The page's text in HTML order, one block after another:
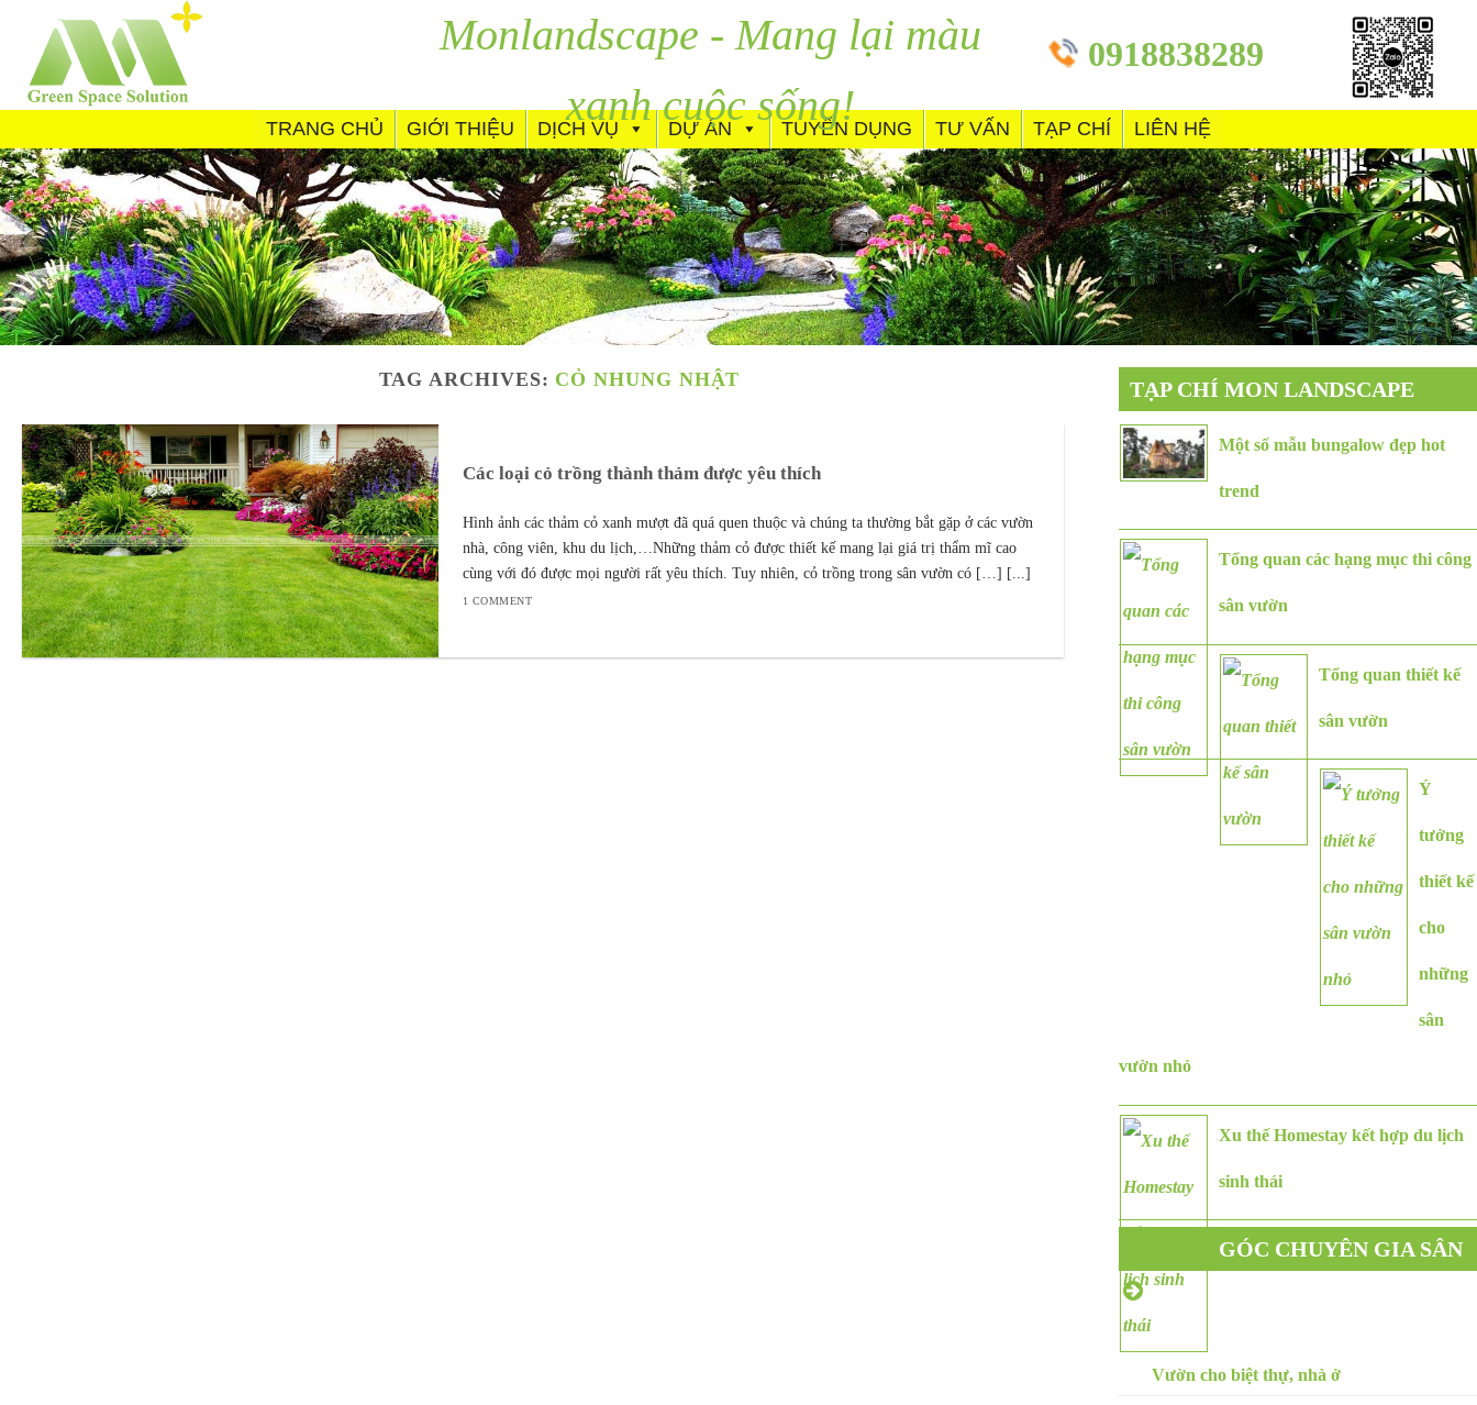
content
Monlandscape - Mang lại màu
xanh cuộc sống!
0918838289
TRANG CHỦ GIỚI THIỆU DỊCH VỤ DỰ ÁN TUYỂN DỤNG TƯ VẤN TẠP CHÍ LIÊN HỆ
TAG ARCHIVES: CỎ NHUNG NHẬT
Các loại cỏ trồng thành thảm được yêu thích
Hình ảnh các thảm cỏ xanh mượt đã quá quen thuộc và chúng ta thường bắt gặp ở các vườn
nhà, công viên, khu du lịch,…Những thảm cỏ được thiết kế mang lại giá trị thẩm mĩ cao
cùng với đó được mọi người rất yêu thích. Tuy nhiên, cỏ trồng trong sân vườn có […] [...]
1 COMMENT
TẠP CHÍ MON LANDSCAPE
Một số mẫu bungalow đẹp hot
trend
Tổng quan các hạng mục thi công
sân vườn
Tổng quan thiết kế
sân vườn
Ý
tưởng
thiết kế
cho
những
sân
vườn nhỏ
Xu thế Homestay kết hợp du lịch
sinh thái
GÓC CHUYÊN GIA SÂN
Vườn cho biệt thự, nhà ở